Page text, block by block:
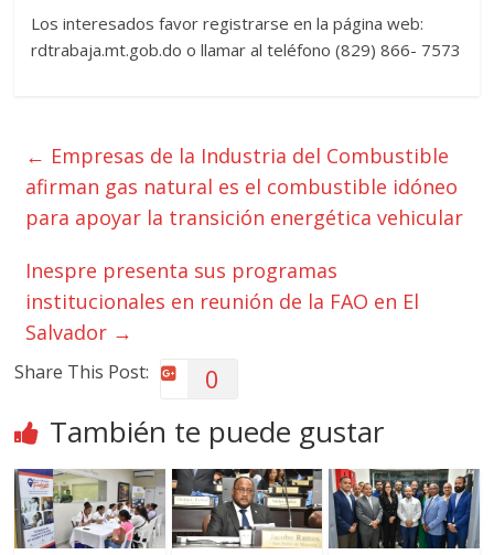
Los interesados favor registrarse en la página web:
rdtrabaja.mt.gob.do o llamar al teléfono (829) 866- 7573
← Empresas de la Industria del Combustible
afirman gas natural es el combustible idóneo
para apoyar la transición energética vehicular
Inespre presenta sus programas
institucionales en reunión de la FAO en El
Salvador →
Share This Post: 0
También te puede gustar